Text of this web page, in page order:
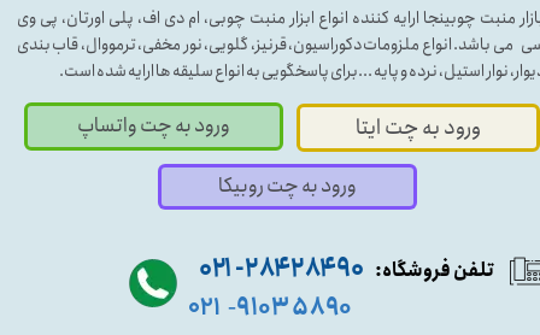
منبت چوبینجا ارایه کننده انواع ابزار منبت چوبی، ام دی اف، پلی اورتان، پی وی
می باشد. انواع ملزومات دکوراسیون، قرنیز، گلویی، نور مخفی، ترمووال، قاب بندی
نوار استیل، نرده و پایه ...برای پاسخگویی به انواع سلیقه ها ارایه شده است.
ورود به چت ایتا ورود به چت واتساپ
تلفن فروشگاه: ۹۰ ۲۸۴ ۲۸۴- ۰۲۱
۵۸۹۰ ۹۱۰۳ -۰۲۱
ورود به چت روبیکا